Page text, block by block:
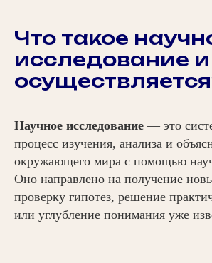
Что такое
исследование
Научное исследование — это
процесс изучения, анализа и
окружающего мира с помощью
Оно направлено на получение
проверку гипотез, решение
или углубление понимания уже